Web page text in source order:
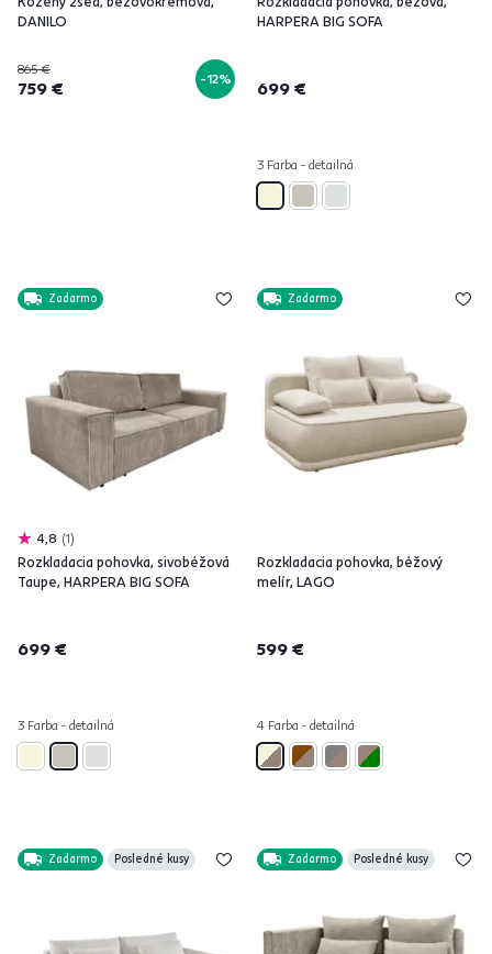
DANILO
865 €
759 € -12%
HARPERA BIG SOFA
699 €
3 Farba - detailná
Zadarmo
4,8 1
Rozkladacia pohovka, sivobéžová
Taupe, HARPERA BIG SOFA
699 €
3 Farba - detailná
Zadarmo
Rozkladacia pohovka, béžový
melír, LAGO
599 €
4 Farba - detailná
Zadarmo Posledné kusy Zadarmo Posledné kusy